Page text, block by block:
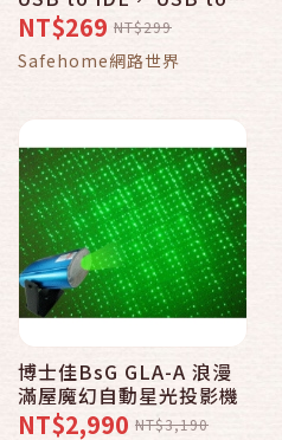
SATA 三合一轉接線材，
附 5V2A電源，含配件，
免驅動安裝容易！
NT$269 NT$299
Safehome網路世界
博士佳BsG GLA-A 浪漫
滿屋魔幻自動星光投影機
NT$2,990 NT$3,190